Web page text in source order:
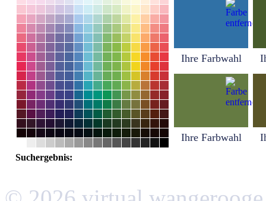
Ihre Farbwahl
Ihre Farbwahl
Suchergebnis: